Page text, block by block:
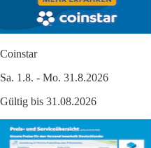
Coinstar
Sa. 1.8. - Mo. 31.8.2026
Gültig bis 31.08.2026